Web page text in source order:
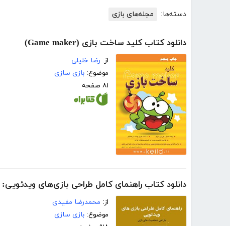
دسته‌ها: مجله‌های بازی
دانلود کتاب کلید ساخت بازی (Game maker)
از: رضا خلیلی
موضوع: بازی سازی
۸۱ صفحه
دانلود کتاب راهنمای کامل طراحی بازی‌های
از: محمدرضا مفیدی
موضوع: بازی سازی